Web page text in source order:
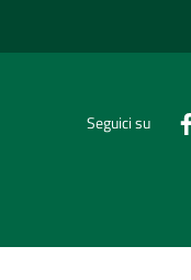
Seguici su